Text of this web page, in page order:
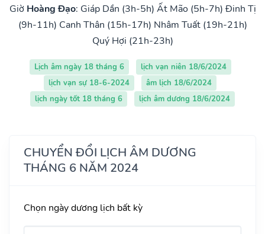
Giờ Hoàng Đạo: Giáp Dần (3h-5h) Ất Mão (5h-7h) Đinh Tị
(9h-11h) Canh Thân (15h-17h) Nhâm Tuất (19h-21h)
Quý Hợi (21h-23h)
Lịch âm ngày 18 tháng 6
lịch vạn niên 18/6/2024
lịch vạn sự 18-6-2024
âm lịch 18/6/2024
lịch ngày tốt 18 tháng 6
lịch âm dương 18/6/2024
CHUYỂN ĐỔI LỊCH ÂM DƯƠNG
THÁNG 6 NĂM 2024
Chọn ngày dương lịch bất kỳ